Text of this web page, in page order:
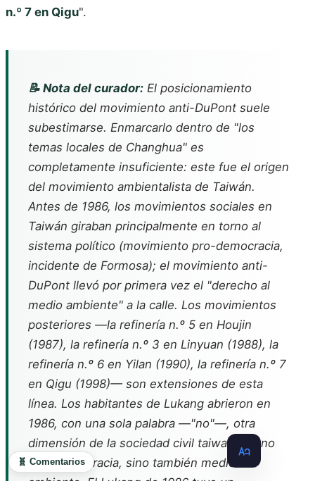
n.º 7 en Qigu".
📝 Nota del curador: El posicionamiento
histórico del movimiento anti-DuPont suele
subestimarse. Enmarcarlo dentro de "los
temas locales de Changhua" es
completamente insuficiente: este fue el origen
del movimiento ambientalista de Taiwán.
Antes de 1986, los movimientos sociales en
Taiwán giraban principalmente en torno al
sistema político (movimiento pro-democracia,
incidente de Formosa); el movimiento anti-
DuPont llevó por primera vez el "derecho al
medio ambiente" a la calle. Los movimientos
posteriores —la refinería n.º 5 en Houjin
(1987), la refinería n.º 3 en Linyuan (1988), la
refinería n.º 6 en Yilan (1990), la refinería n.º 7
en Qigu (1998)— son extensiones de esta
línea. Los habitantes de Lukang abrieron en
1986, con una sola palabra —"no"—, otra
dimensión de la sociedad civil taiwanesa: no
solo democracia, sino también medio
🧬 Comentarios